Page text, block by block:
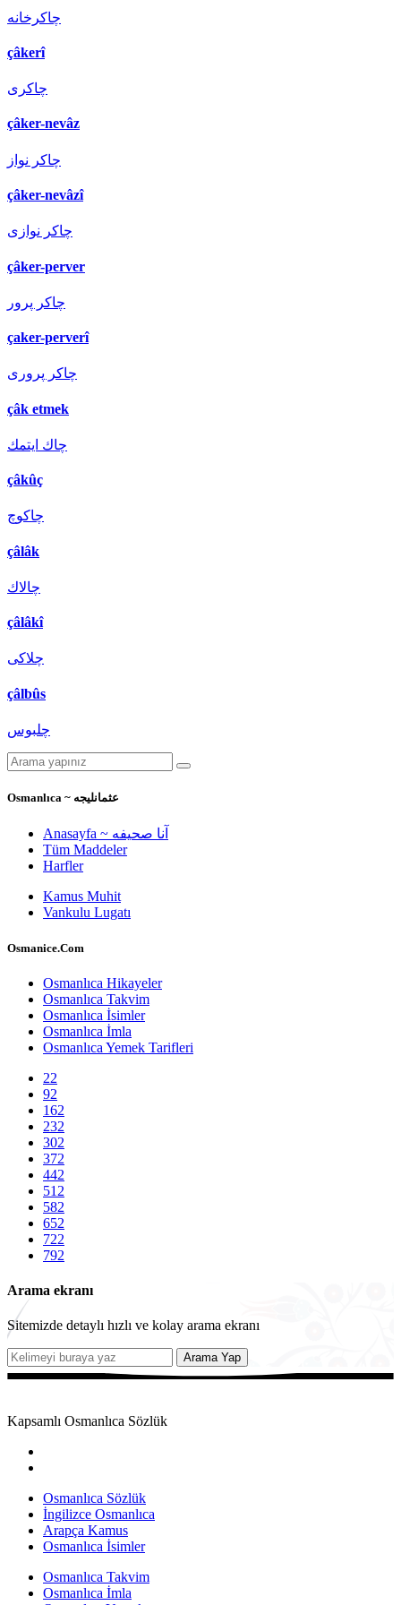
چاكرخانه
çâkerî
چاكری
çâker-nevâz
چاكر نواز
çâker-nevâzî
چاكر نوازی
çâker-perver
چاكر پرور
çaker-perverî
چاكر پروری
çâk etmek
چاك ايتمك
çâkûç
چاكوچ
çâlâk
چالاك
çâlâkî
چلاكی
çâlbûs
چلبوس
Osmanlıca ~ عثمانليجه
Anasayfa ~ آنا صحيفه
Tüm Maddeler
Harfler
Kamus Muhit
Vankulu Lugatı
Osmanice.Com
Osmanlıca Hikayeler
Osmanlıca Takvim
Osmanlıca İsimler
Osmanlıca İmla
Osmanlıca Yemek Tarifleri
22
92
162
232
302
372
442
512
582
652
722
792
Arama ekranı
Sitemizde detaylı hızlı ve kolay arama ekranı
Arama Yap
Kapsamlı Osmanlıca Sözlük
Osmanlıca Sözlük
İngilizce Osmanlıca
Arapça Kamus
Osmanlıca İsimler
Osmanlıca Takvim
Osmanlıca İmla